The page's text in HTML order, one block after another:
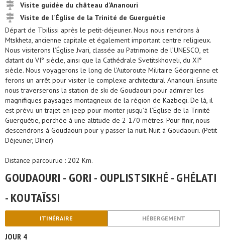
Visite guidée du château d'Ananouri
Visite de l'Église de la Trinité de Guerguétie
Départ de Tbilissi après le petit-déjeuner. Nous nous rendrons à
Mtskheta, ancienne capitale et également important centre religieux.
Nous visiterons l’Église Jvari, classée au Patrimoine de l’UNESCO, et
datant du VI° siècle, ainsi que la Cathédrale Svetitskhoveli, du XI°
siècle. Nous voyagerons le long de l’Autoroute Militaire Géorgienne et
ferons un arrêt pour visiter le complexe architectural Ananouri. Ensuite
nous traverserons la station de ski de Goudaouri pour admirer les
magnifiques paysages montagneux de la région de Kazbegi. De là, il
est prévu un trajet en jeep pour monter jusqu’à l’Église de la Trinité
Guerguétie, perchée à une altitude de 2 170 mètres. Pour finir, nous
descendrons à Goudaouri pour y passer la nuit. Nuit à Goudaouri. (Petit
Déjeuner, Dîner)
Distance parcourue : 202 Km.
GOUDAOURI - GORI - OUPLISTSIKHÉ - GHÉLATI
- KOUTAÏSSI
ITINÉRAIRE HÉBERGEMENT
JOUR 4